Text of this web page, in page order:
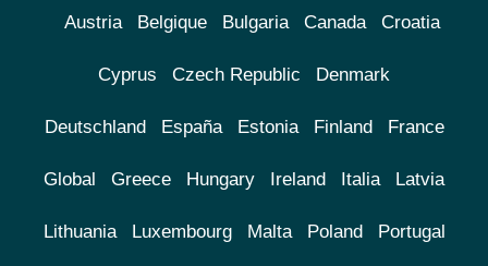
Austria Belgique Bulgaria Canada Croatia
Cyprus Czech Republic Denmark
Deutschland España Estonia Finland France
Global Greece Hungary Ireland Italia Latvia
Lithuania Luxembourg Malta Poland Portugal